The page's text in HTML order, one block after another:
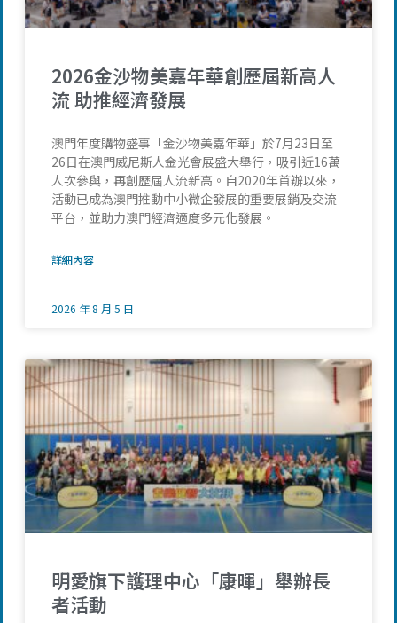
2026金沙物美嘉年華創歷屆新高人
流 助推經濟發展
澳門年度購物盛事「金沙物美嘉年華」於7月23日至
26日在澳門威尼斯人金光會展盛大舉行，吸引近16萬
人次參與，再創歷屆人流新高。自2020年首辦以來，
活動已成為澳門推動中小微企發展的重要展銷及交流
平台，並助力澳門經濟適度多元化發展。
詳細內容
2026 年 8 月 5 日
明愛旗下護理中心「康暉」舉辦長
者活動